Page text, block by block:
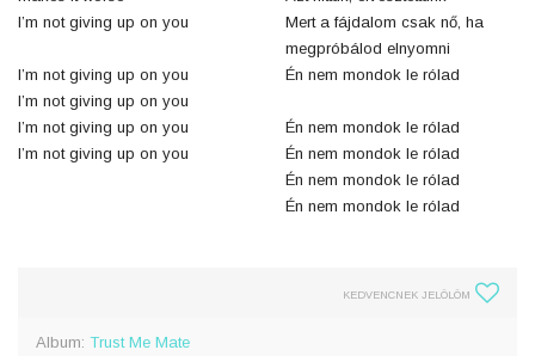
I’m not giving up on you
I’m not giving up on you
I’m not giving up on you
I’m not giving up on you
I’m not giving up on you
Mert a fájdalom csak nő, ha
megpróbálod elnyomni
Én nem mondok le rólad
Én nem mondok le rólad
Én nem mondok le rólad
Én nem mondok le rólad
Én nem mondok le rólad
KEDVENCNEK JELÖLÖM
Album: Trust Me Mate